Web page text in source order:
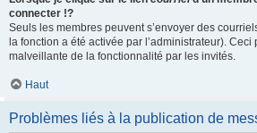
connecter !?
Seuls les membres peuvent s’envoyer des
la fonction a été activée par l’administrateur). Ceci
malveillante de la fonctionnalité par les invités.
Haut
Problèmes liés à la publication de